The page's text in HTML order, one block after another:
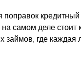
поправок
на самом деле
займов, где